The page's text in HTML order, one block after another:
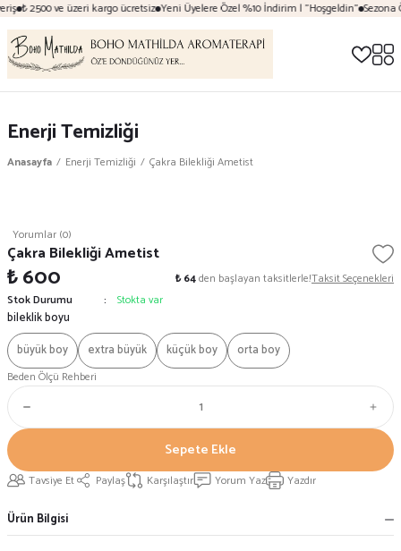
₺ 2500 ve üzeri kargo ücretsiz Yeni Üyelere Özel %10 İndirim | "Hoşgeldin" Sezona
Enerji Temizliği
Anasayfa Enerji Temizliği Çakra Bilekliği Ametist
Yorumlar (0)
Çakra Bilekliği Ametist
₺ 600 ₺ 64den başlayan taksitlerle!Taksit Seçenekleri
Stok Durumu
Stokta var
bileklik boyu
büyük boy
extra büyük küçük boy orta boy
Beden Ölçü Rehberi
Sepete Ekle
Tavsiye Et Paylaş Karşılaştır Yorum Yaz Yazdır
Ürün Bilgisi